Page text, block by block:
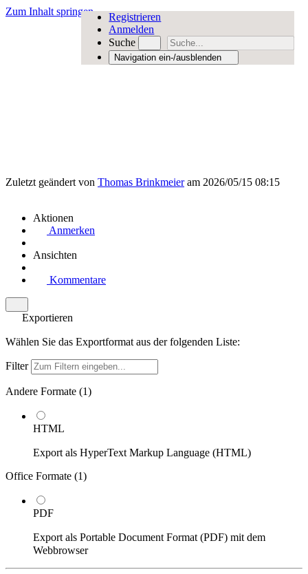
Zum Inhalt springen
Registrieren
Anmelden
Suche
Navigation ein-/ausblenden
Zuletzt geändert von Thomas Brinkmeieram 2026/05/15 08:15
Aktionen
Anmerken
Ansichten
Kommentare
Exportieren
Wählen Sie das Exportformat aus der folgenden Liste:
Filter
Andere Formate (1)
HTML
Export als HyperText Markup Language (HTML)
Office Formate (1)
PDF
Export als Portable Document Format (PDF) mit dem
Webbrowser